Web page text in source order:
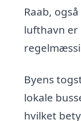
Raab,
lufthavn er
Byens
lokale
hvilket